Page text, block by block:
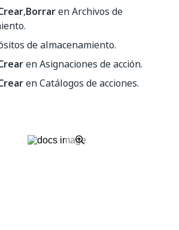
,Borraren Archivos de
de almacenamiento.
en Asignaciones de acción.
en Catálogos de acciones.